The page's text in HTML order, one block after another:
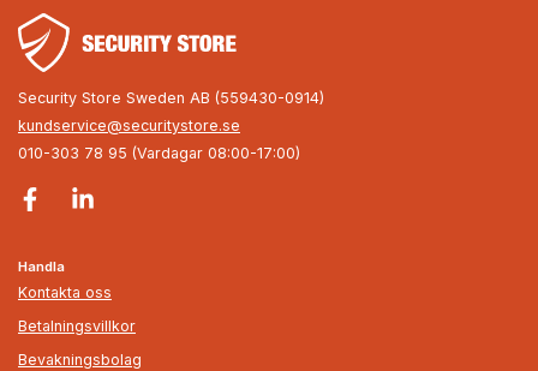
Security Store Sweden AB (559430-0914)
kundservice@securitystore.se
010-303 78 95 (Vardagar 08:00-17:00)
Handla
Kontakta oss
Betalningsvillkor
Bevakningsbolag